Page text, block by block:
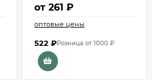
от 261 ₽
оптовые цены
522 ₽Розница от 1000 ₽